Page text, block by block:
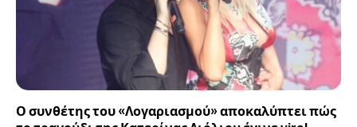
Ο συνθέτης του «Λογαριασμού» αποκαλύπτει πώς